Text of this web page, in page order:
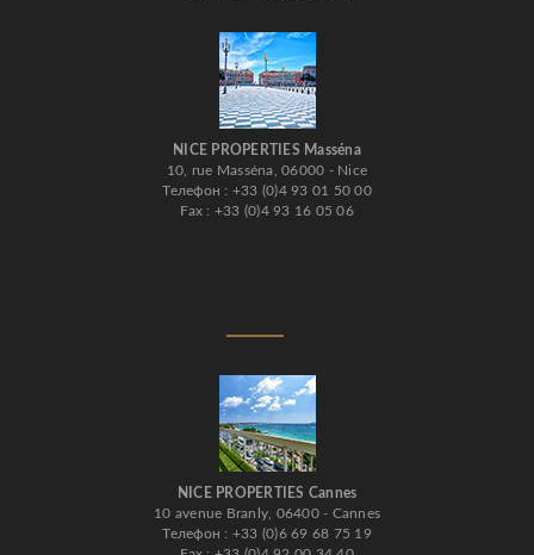
NICE PROPERTIES Masséna
10, rue Masséna, 06000 - Nice
Телефон : +33 (0)4 93 01 50 00
Fax : +33 (0)4 93 16 05 06
NICE PROPERTIES Cannes
10 avenue Branly, 06400 - Cannes
Телефон : +33 (0)6 69 68 75 19